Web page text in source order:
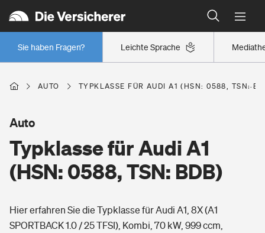
Leichte Sprache
Sie haben Fragen?
Wer versichert was: Jetzt Versicherer finden
Regionalklassen: So ist Ihre Region eingestuft
Wer versichert was: Jetzt Versicherer finden
Berufsunfähigkeitsversicherung
Erwerbsunfähigkeitsversicherung
Grundfähigkeitsversicherung
Wohnen
Freizeit
AUTO TYPKLASSE FÜR AUDI A1 (HSN: 0588, TSN:
Typklasse für Audi A1
(HSN: 0588, TSN: BDB)
Auto
Hier erfahren Sie die Typklasse für Audi A1, 8X (A1
SPORTBACK 1.0 / 25 TFSI), Kombi, 70 kW, 999 ccm,